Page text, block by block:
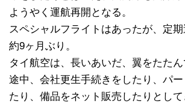
ようやく運航再開となる。
スペシャルフライトはあったが、定
約9ヶ月ぶり。
タイ航空は、長いあいだ、翼をたたん
途中、会社更生手続きをしたり、パ
たり、備品をネット販売したりとし